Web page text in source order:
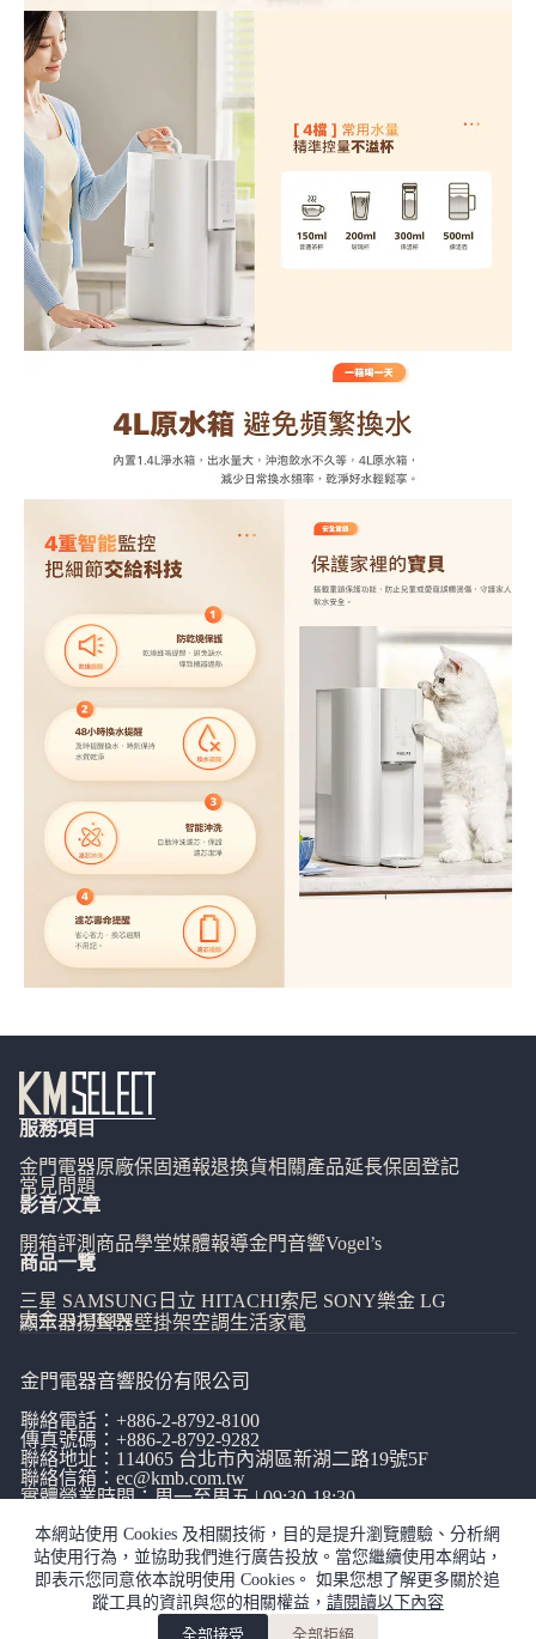
本網站使用 Cookies 及相關技術，目的是提升瀏覽體驗、分析網
站使用行為，並協助我們進行廣告投放。當您繼續使用本網站，
即表示您同意依本說明使用 Cookies。 如果您想了解更多關於追
蹤工具的資訊與您的相關權益， 請閱讀以下內容
全部接受
全部拒絕
服務項目
金門電器原廠保固通報退換貨相關產品延長保固登記
常見問題
影音/文章
開箱評測 商品學堂媒體報導金門音響Vogel’s
商品一覽
三星 SAMSUNG 日立 HITACHI索尼 SONY樂金 LG
大金 DAIKIN
顯示器揚聲器壁掛架空調生活家電
金門電器音響股份有限公司
聯絡電話： +886-2-8792-8100
傳真號碼：+886-2-8792-9282
聯絡地址：114065 台北市內湖區新湖二路19號5F
聯絡信箱： ec@kmb.com.tw
實體營業時間：周一至周五 | 09:30-18:30
網站使用條款 隱私權政策